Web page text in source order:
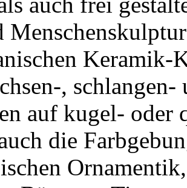
Keramik-
,
auf kugel- oder
die